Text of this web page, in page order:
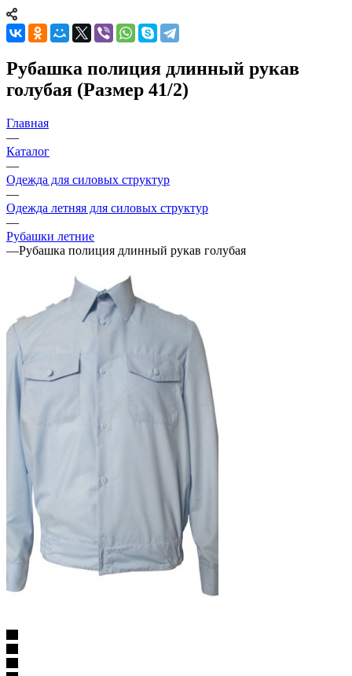
Рубашка полиция длинный рукав
голубая (Размер 41/2)
Главная
—
Каталог
—
Одежда для силовых структур
—
Одежда летняя для силовых структур
—
Рубашки летние
—Рубашка полиция длинный рукав голубая